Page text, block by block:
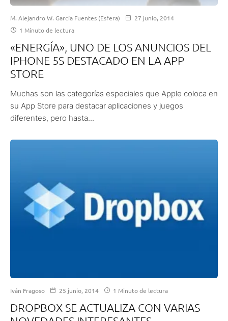
M. Alejandro W. García Fuentes (Esfera)
27 junio, 2014
1 Minuto de lectura
«ENERGÍA», UNO DE LOS ANUNCIOS DEL
IPHONE 5S DESTACADO EN LA APP
STORE
Muchas son las categorías especiales que Apple coloca en
su App Store para destacar aplicaciones y juegos
diferentes, pero hasta...
Iván Fragoso 25 junio, 2014 1 Minuto de lectura
DROPBOX SE ACTUALIZA CON VARIAS